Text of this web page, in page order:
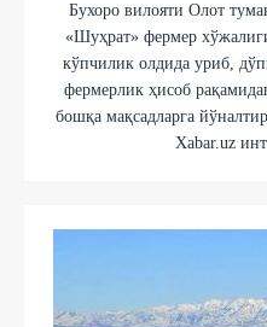
Бухоро вилояти Олот
«Шуҳрат» фермер
кўпчилик олдида уриб,
фермерлик ҳисоб
бошқа мақсадларга
Xabar.uz